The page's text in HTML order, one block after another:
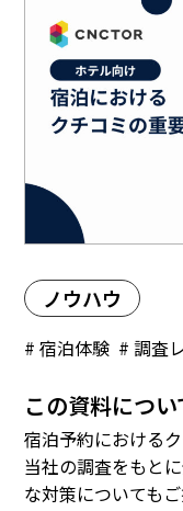
ノウハウ
# 宿泊体験 # 調査
この資料につい
宿泊予約における
当社の調査をもと
な対策についてもご